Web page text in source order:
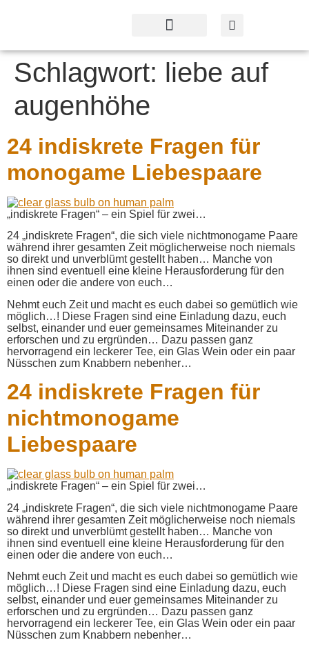
Schlagwort: liebe auf
augenhöhe
24 indiskrete Fragen für
monogame Liebespaare
„indiskrete Fragen“ – ein Spiel für zwei…
24 „indiskrete Fragen“, die sich viele nichtmonogame Paare
während ihrer gesamten Zeit möglicherweise noch niemals
so direkt und unverblümt gestellt haben… Manche von
ihnen sind eventuell eine kleine Herausforderung für den
einen oder die andere von euch…
Nehmt euch Zeit und macht es euch dabei so gemütlich wie
möglich…! Diese Fragen sind eine Einladung dazu, euch
selbst, einander und euer gemeinsames Miteinander zu
erforschen und zu ergründen… Dazu passen ganz
hervorragend ein leckerer Tee, ein Glas Wein oder ein paar
Nüsschen zum Knabbern nebenher…
24 indiskrete Fragen für
nichtmonogame
Liebespaare
„indiskrete Fragen“ – ein Spiel für zwei…
24 „indiskrete Fragen“, die sich viele nichtmonogame Paare
während ihrer gesamten Zeit möglicherweise noch niemals
so direkt und unverblümt gestellt haben… Manche von
ihnen sind eventuell eine kleine Herausforderung für den
einen oder die andere von euch…
Nehmt euch Zeit und macht es euch dabei so gemütlich wie
möglich…! Diese Fragen sind eine Einladung dazu, euch
selbst, einander und euer gemeinsames Miteinander zu
erforschen und zu ergründen… Dazu passen ganz
hervorragend ein leckerer Tee, ein Glas Wein oder ein paar
Nüsschen zum Knabbern nebenher…